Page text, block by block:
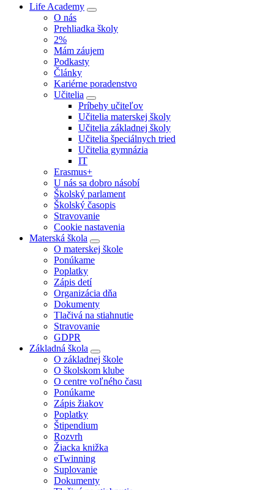
Life Academy
O nás
Prehliadka školy
2%
Mám záujem
Podkasty
Články
Kariérne poradenstvo
Učitelia
Príbehy učiteľov
Učitelia materskej školy
Učitelia základnej školy
Učitelia špeciálnych tried
Učitelia gymnázia
IT
Erasmus+
U nás sa dobro násobí
Školský parlament
Školský časopis
Stravovanie
Cookie nastavenia
Materská škola
O materskej škole
Ponúkame
Poplatky
Zápis detí
Organizácia dňa
Dokumenty
Tlačivá na stiahnutie
Stravovanie
GDPR
Základná škola
O základnej škole
O školskom klube
O centre voľného času
Ponúkame
Zápis žiakov
Poplatky
Štipendium
Rozvrh
Žiacka knižka
eTwinning
Suplovanie
Dokumenty